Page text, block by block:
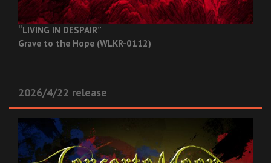
“LIVING IN DESPAIR”
Grave to the Hope (WLKR-0112)
2026/4/22 release